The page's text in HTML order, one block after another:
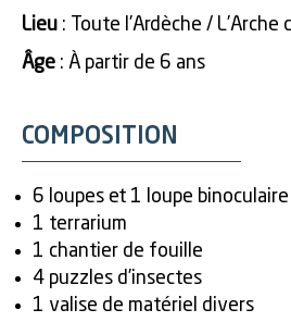
Lieu : Toute l’Ardèche /
Âge : À partir de 6 ans
COMPOSITION
6 loupes et 1 loupe binoculaire
1 terrarium
1 chantier de fouille
4 puzzles d’insectes
1 valise de matériel divers